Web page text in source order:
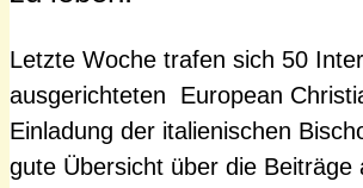
Letzte Woche trafen sich 50
ausgerichteten European
Einladung der italienischen
gute Übersicht über die